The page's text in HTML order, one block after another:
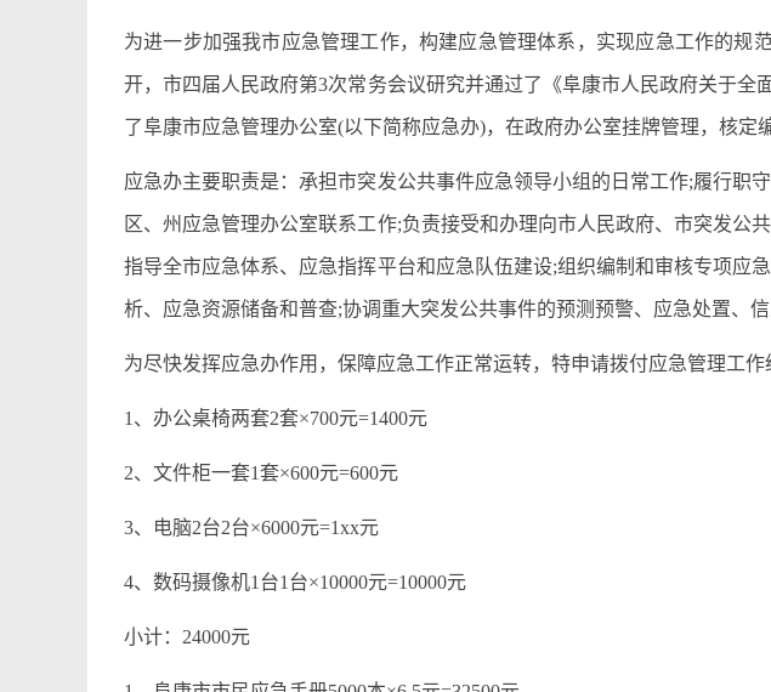
为进一步加强我市应急管理工作，构建应急管理体系，实现应急工作的规
开，市四届人民政府第3次常务会议研究并通过了《阜康市人民政府关于全
了阜康市应急管理办公室(以下简称应急办)，在政府办公室挂牌管理，核定
应急办主要职责是：承担市突发公共事件应急领导小组的日常工作;履行职
区、州应急管理办公室联系工作;负责接受和办理向市人民政府、市突发公
指导全市应急体系、应急指挥平台和应急队伍建设;组织编制和审核专项应
析、应急资源储备和普查;协调重大突发公共事件的预测预警、应急处置、
为尽快发挥应急办作用，保障应急工作正常运转，特申请拨付应急管理工作
1、办公桌椅两套2套×700元=1400元
2、文件柜一套1套×600元=600元
3、电脑2台2台×6000元=1xx元
4、数码摄像机1台1台×10000元=10000元
小计：24000元